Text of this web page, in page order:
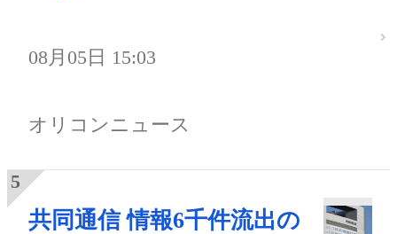
08月05日 15:03
オリコンニュース
共同通信 情報6千件流出の